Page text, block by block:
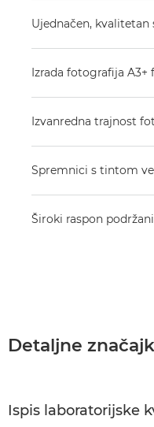
Ujednačen,
Izrada fotografija
Izvanredna trajnost
Spremnici s tintom
Široki raspon
Detaljne
Ispis laboratorijske